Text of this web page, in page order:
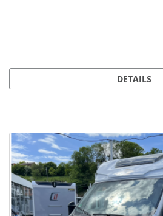
DETAILS